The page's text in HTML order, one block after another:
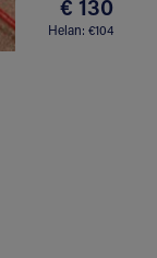
€ 130
Helan: €104